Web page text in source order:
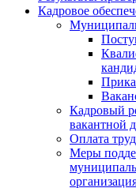
Кадровое
Кадровый
вакантной
Оплата
Меры